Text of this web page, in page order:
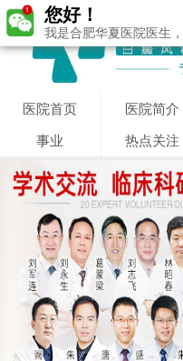
医院首页 医院简介
事业 热点关注
您好！
我是合肥华夏医院医生